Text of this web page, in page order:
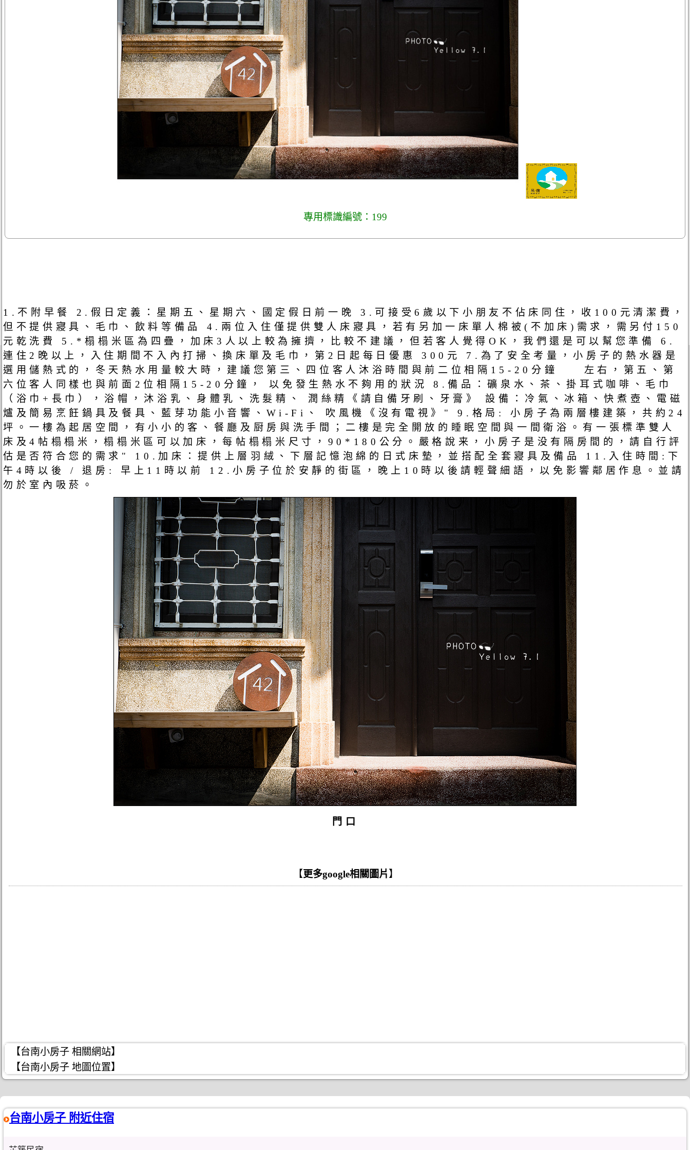
專用標識編號：199
1.不附早餐 2.假日定義：星期五、星期六、國定假日前一晚 3.可接受6歲以下小朋友不佔床同住，收100元清潔費，
但不提供寢具、毛巾、飲料等備品 4.兩位入住僅提供雙人床寢具，若有另加一床單人棉被(不加床)需求，需另付150
元乾洗費 5.*榻榻米區為四疊，加床3人以上較為擁擠，比較不建議，但若客人覺得OK，我們還是可以幫您準備 6.
連住2晚以上，入住期間不入內打掃、換床單及毛巾，第2日起每日優惠 300元 7.為了安全考量，小房子的熱水器是
選用儲熱式的，冬天熱水用量較大時，建議您第三、四位客人沐浴時間與前二位相隔15-20分鐘 左右，第五、第
六位客人同樣也與前面2位相隔15-20分鐘， 以免發生熱水不夠用的狀況 8.備品：礦泉水、茶、掛耳式咖啡、毛巾
（浴巾+長巾），浴帽，沐浴乳、身體乳、洗髮精、 潤絲精《請自備牙刷、牙膏》 設備：冷氣、冰箱、快煮壺、電磁
爐及簡易烹飪鍋具及餐具、藍芽功能小音響、Wi-Fi、 吹風機《沒有電視》" 9.格局: 小房子為兩層樓建築，共約24
坪。一樓為起居空間，有小小的客、餐廳及厨房與洗手間；二樓是完全開放的睡眠空間與一間衛浴。有一張標準雙人
床及4帖榻榻米，榻榻米區可以加床，每帖榻榻米尺寸，90*180公分。嚴格說来，小房子是没有隔房間的，請自行評
估是否符合您的需求" 10.加床：提供上層羽絨、下層記憶泡綿的日式床墊，並搭配全套寢具及備品 11.入住時間:下
午4時以後 / 退房: 早上11時以前 12.小房子位於安靜的街區，晚上10時以後請輕聲細語，以免影響鄰居作息。並請
勿於室內吸菸。
門口
【更多google相關圖片 】
【台南小房子 相關網站】
【台南小房子 地圖位置】
台南小房子 附近住宿